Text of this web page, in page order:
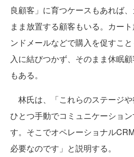
良顧客」に育つケースもあれば
まま放置する顧客もいる。カー
ンドメールなどで購入を促すこ
入に結びつかず、そのまま休眠
もある。
林氏は、「これらのステージ
ひとつ手動でコミュニケーショ
す。そこでオペレーショナル
必要なのです」と説明する。